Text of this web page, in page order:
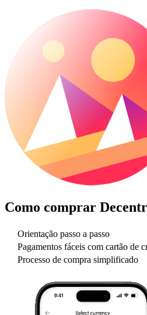
Como comprar
Orientação passo a passo
Pagamentos fáceis com cartão de
Processo de compra simplificado